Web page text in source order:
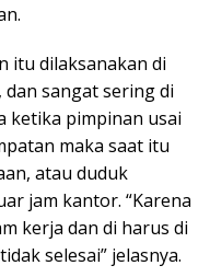
itu dilaksanakan di
sangat sering di
ketika pimpinan usai
maka saat itu
atau duduk
jam kantor. “Karena
kerja dan di harus di
selesai” jelasnya.